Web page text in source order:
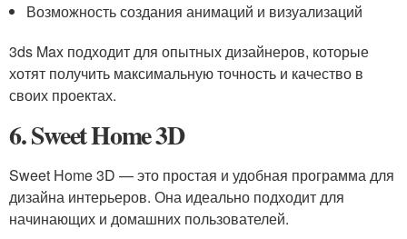
Возможность создания анимаций и визуализаций
3ds Max подходит для опытных дизайнеров, которые
хотят получить максимальную точность и качество в
своих проектах.
6. Sweet Home 3D
Sweet Home 3D — это простая и удобная программа для
дизайна интерьеров. Она идеально подходит для
начинающих и домашних пользователей.